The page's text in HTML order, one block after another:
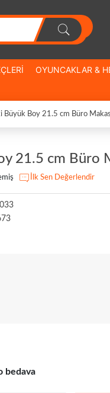
OYUNCAKLAR &
Büyük Boy 21.5 cm Büro
21.5 cm Büro
İlk Sen Değerlendir
bedava